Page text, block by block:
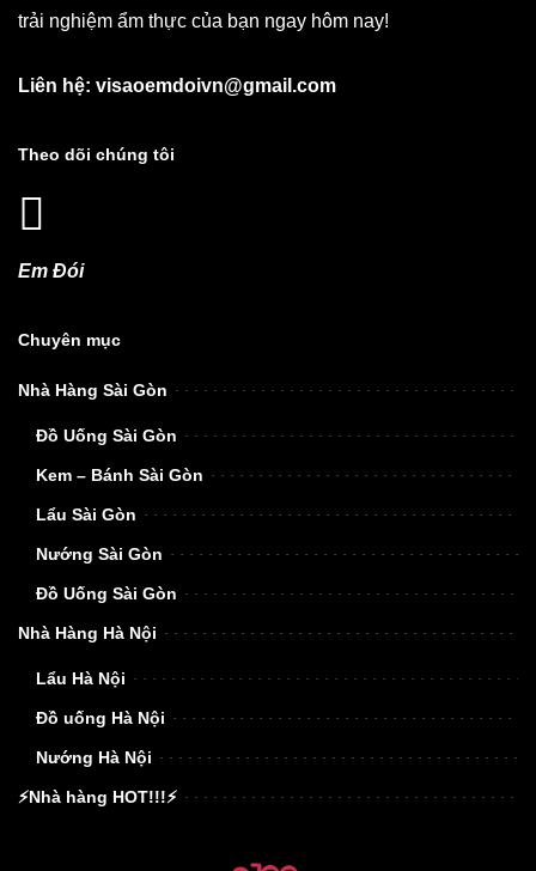
trải nghiệm ẩm thực của bạn ngay hôm nay!
Liên hệ: visaoemdoivn@gmail.com
Theo dõi chúng tôi
Em Đói
Chuyên mục
Nhà Hàng Sài Gòn
Đồ Uống Sài Gòn
Kem – Bánh Sài Gòn
Lẩu Sài Gòn
Nướng Sài Gòn
Đồ Uống Sài Gòn
Nhà Hàng Hà Nội
Lẩu Hà Nội
Đồ uống Hà Nội
Nướng Hà Nội
⚡Nhà hàng HOT!!!⚡